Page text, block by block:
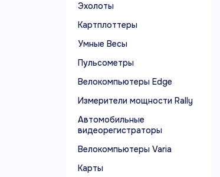
Эхолоты
Картплоттеры
Умные Весы
Пульсометры
Велокомпьютеры Edge
Измерители мощности Rally
Автомобильные
видеорегистраторы
Велокомпьютеры Varia
Карты